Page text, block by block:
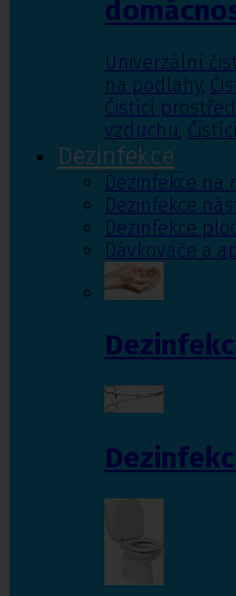
Univerzální
na podlahy,
Čistící
vzduchu,
Dezinfekce
Dezinfekce na
Dezinfekce
Dezinfekce
Dávkovače a